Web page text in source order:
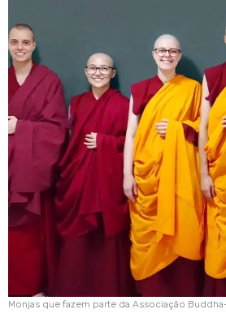
Monjas que fazem parte da Associação